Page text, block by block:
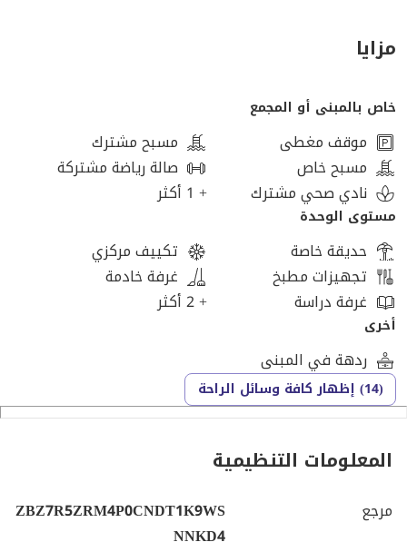
حمّامات سباحة
نادي صحي / جيم / سبا
مناطق ترفيهية للأطفال
كمبوند مغلق يتمتع بالخصوصية وتصميم لاندسكيب مميز
كاميرات مراقبة حديثة
مزايا
خاص بالمبنى أو المجمع
موقف مغطى
مسبح مشترك
مسبح خاص
صالة رياضة مشتركة
نادي صحي مشترك
+ 1 أكثر
مستوى الوحدة
حديقة خاصة
تكييف مركزي
تجهيزات مطبخ
غرفة خادمة
غرفة دراسة
+ 2 أكثر
أخرى
ردهة في المبنى
(14) إظهار كافة وسائل الراحة
المعلومات التنظيمية
مرجع
ZBZ7R5ZRM4P0CNDT1K9WS
NNKD4